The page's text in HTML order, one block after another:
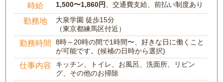
時給 1,500〜1,860円、交通費支給、前払い制度あり
勤務地
大泉学園 徒歩15分
（東京都練馬区付近）
勤務時間
8時～20時の間で1時間〜、好きな日に働くこと
が可能です。(候補の日時から選択)
仕事内容
キッチン、トイレ、お風呂、洗面所、リビン
グ、その他のお掃除